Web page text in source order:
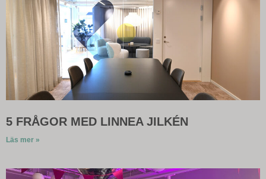
5 FRÅGOR MED LINNEA JILKÉN
Läs mer »